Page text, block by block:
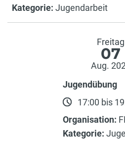
Kategorie: Jugendarbeit
Freitag
07
Aug.
Jugendübung
17:00 bis
Organisation:
Kategorie: